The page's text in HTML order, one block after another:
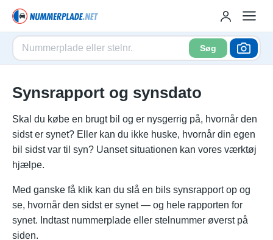
Søg
Synsrapport og synsdato
Skal du købe en brugt bil og er nysgerrig på, hvornår den
sidst er synet? Eller kan du ikke huske, hvornår din egen
bil sidst var til syn? Uanset situationen kan vores værktøj
hjælpe.
Med ganske få klik kan du slå en bils synsrapport op og
se, hvornår den sidst er synet — og hele rapporten for
synet. Indtast nummerplade eller stelnummer øverst på
siden.